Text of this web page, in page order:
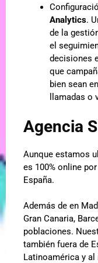
Analytics.
de la
el
decisiones
que
bien sean
llamadas o
Agencia
Aunque estamos
es 100% online
España.
Además de en
Gran Canaria,
poblaciones.
también fuera de
Latinoamérica y al